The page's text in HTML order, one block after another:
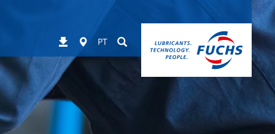
Downloads
Worldwide
PT Suchen